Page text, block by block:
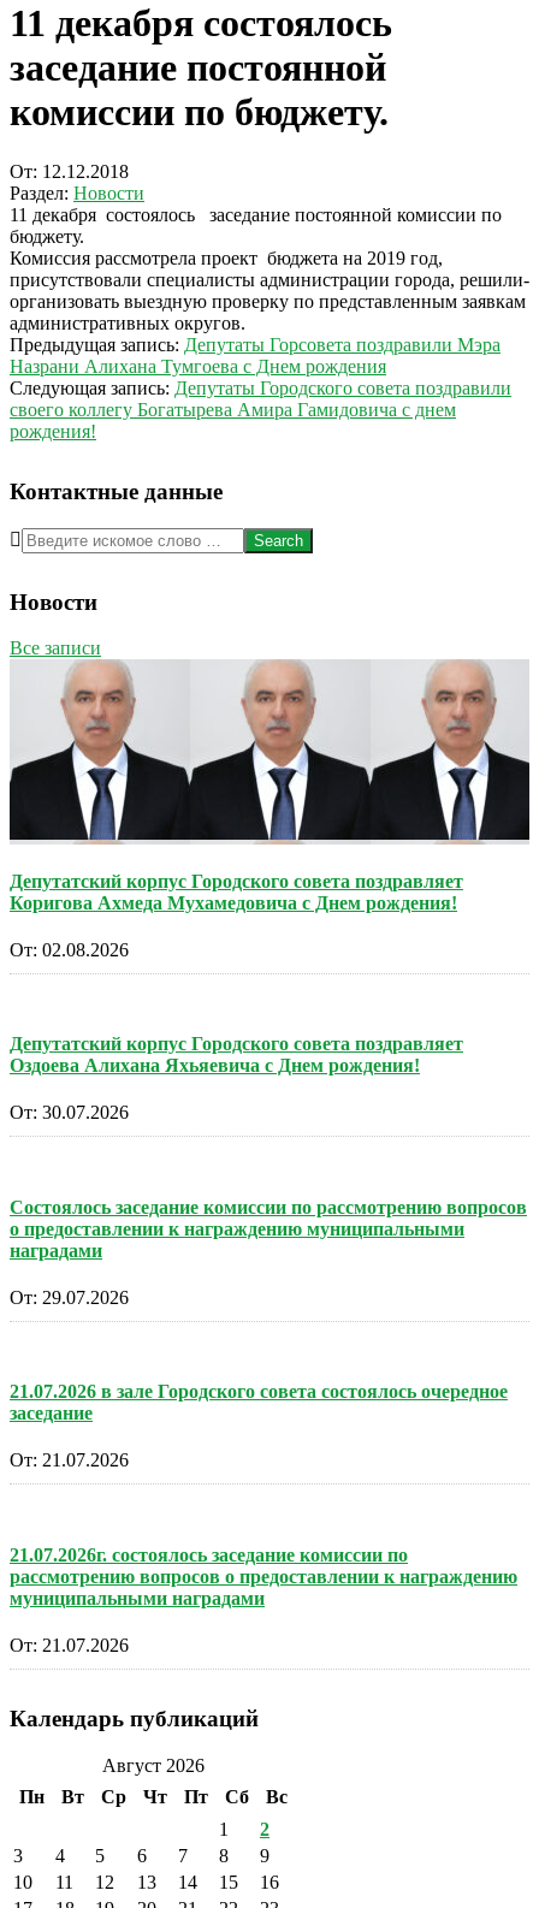
11 декабря состоялось
заседание постоянной
комиссии по бюджету.
От: 12.12.2018
Раздел: Новости
11 декабря состоялось заседание постоянной комиссии по
бюджету.
Комиссия рассмотрела проект бюджета на 2019 год,
присутствовали специалисты администрации города, решили-
организовать выездную проверку по представленным заявкам
административных округов.
2018-
12-
12
Предыдущая запись: Депутаты Горсовета поздравили Мэра
Назрани Алихана Тумгоева с Днем рождения
Следующая запись: Депутаты Городского совета поздравили
своего коллегу Богатырева Амира Гамидовича с днем
рождения!
Контактные данные
Search
Новости
Все записи
Депутатский корпус Городского совета поздравляет
Коригова Ахмеда Мухамедовича с Днем рождения!
От: 02.08.2026
Депутатский корпус Городского совета поздравляет
Оздоева Алихана Яхьяевича с Днем рождения!
От: 30.07.2026
Состоялось заседание комиссии по рассмотрению вопросов
о предоставлении к награждению муниципальными
наградами
От: 29.07.2026
21.07.2026 в зале Городского совета состоялось очередное
заседание
От: 21.07.2026
21.07.2026г. состоялось заседание комиссии по
рассмотрению вопросов о предоставлении к награждению
муниципальными наградами
От: 21.07.2026
Календарь публикаций
Август 2026
Пн
Вт Ср Чт Пт Сб
Вс
1
2
3
4 5 6 7 8
9
10
11 12 13 14 15
16